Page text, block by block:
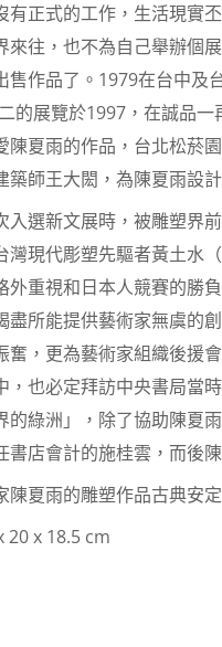
有正式的工作，生活現實
來往，也不為自己舉辦個
售作品了。1979在台中及
的展覽於1997，在誠品
陳夏雨的作品，台北松菸
築師王大閎，為陳夏雨設
入選新文展時，被雕塑界
灣現代彫塑先驅者黃土水
外重視和日本人競賽的勝
盡所能提供藝術家無虞的
奮，更為藝術家組織後援
，也必定拜訪中央書局當
的綠洲」，除了協助陳夏
書店會計的施桂雲，而後
陳夏雨的雕塑作品古典安
20 x 18.5 cm